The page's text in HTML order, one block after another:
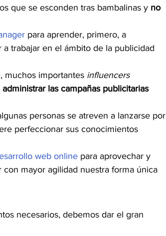
que se esconden tras bambalinas y no
para aprender, primero, a
trabajar en el ámbito de la publicidad
muchos importantes influencers
administrar las campañas publicitarias
personas se atreven a lanzarse por
perfeccionar sus conocimientos
web online para aprovechar y
mayor agilidad nuestra forma única
necesarios, debemos dar el gran